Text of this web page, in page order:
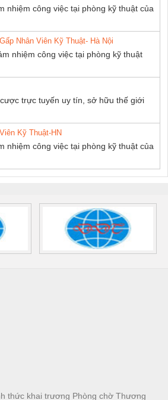
nhiệm công việc tại phòng kỹ thuật của
Nhân Viên Kỹ Thuật- Hà Nội
nhiệm công việc tại phòng kỹ thuật
trực tuyến uy tín, sở hữu thế giới
Kỹ Thuật-HN
nhiệm công việc tại phòng kỹ thuật của
thức khai trương Phòng chờ Thương